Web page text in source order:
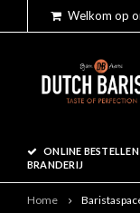
Welkom op
ONLINE
BRANDERIJ
Home